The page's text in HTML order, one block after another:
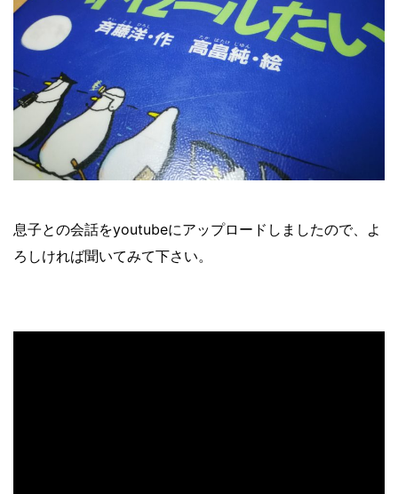
息子との会話をyoutubeにアップロードしましたので、よ
ろしければ聞いてみて下さい。